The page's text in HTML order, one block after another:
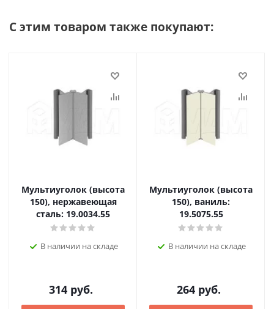
С этим товаром также покупают:
Мультиуголок (высота
150), нержавеющая
сталь: 19.0034.55
В наличии на складе
314 руб.
Мультиуголок (высота
150), ваниль:
19.5075.55
В наличии на складе
264 руб.